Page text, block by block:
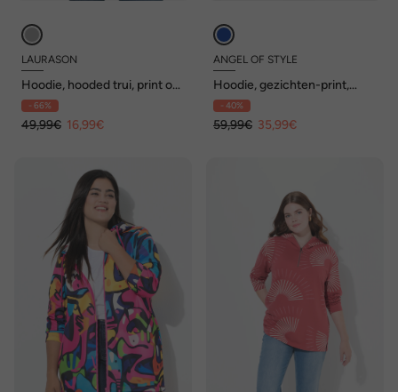
LAURASON
Hoodie, hooded trui, print op
de achterkant, kangoeroezak
- 66%
49,99€ 16,99€
ANGEL OF STYLE
Hoodie, gezichten-print,
capuchon, lange mouwen
- 40%
59,99€ 35,99€